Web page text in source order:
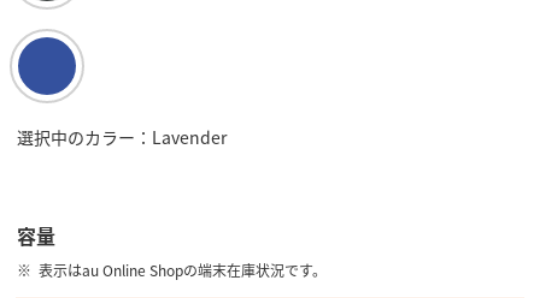
選択中のカラー：Lavender
容量
表示はau Online Shopの端末在庫状況です。